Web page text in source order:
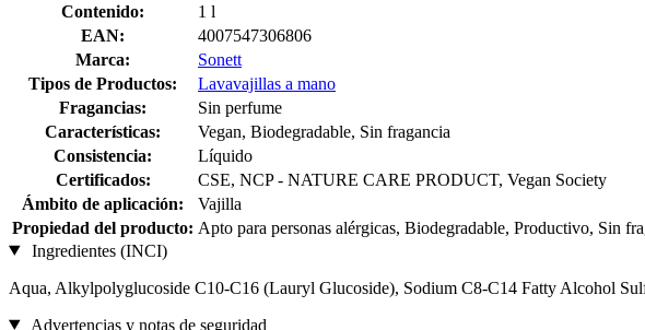
Contenido:
1 l
EAN:
4007547306806
Marca:
Sonett
Tipos de Productos:
Lavavajillas a mano
Fragancias:
Sin perfume
Características:
Vegan, Biodegradable, Sin fragancia
Consistencia:
Líquido
Certificados:
CSE, NCP - NATURE CARE PRODUCT, Vegan Society
Ámbito de aplicación:
Vajilla
Propiedad del producto: Apto para personas alérgicas, Biodegradable, Productivo, Sin
Ingredientes (INCI)
Aqua, Alkylpolyglucoside C10-C16 (Lauryl Glucoside), Sodium C8-C14 Fatty Alcohol
Advertencias y notas de seguridad